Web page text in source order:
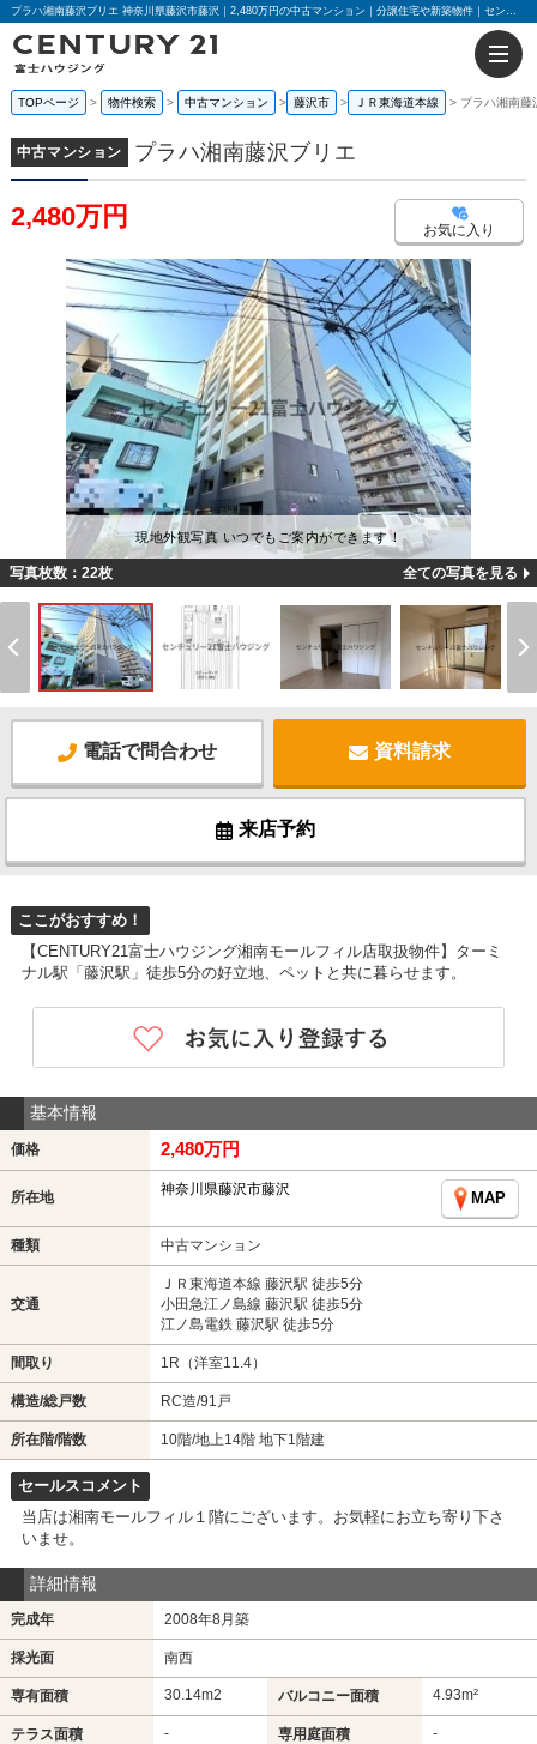
プラハ湘南藤沢ブリエ 神奈川県藤沢市藤沢｜2,480万円の中古マンション｜分譲住宅や新築物件｜センチュリー21富士ハウジング
TOPページ 物件検索 中古マンション 藤沢市 ＪＲ東海道本線 プラハ湘南藤
中古マンション プラハ湘南藤沢ブリエ
2,480万円 お気に入り
現地外観写真 いつでもご案内ができます！
写真枚数：22枚 全ての写真を見る
電話で問合わせ 資料請求
来店予約
ここがおすすめ！
【CENTURY21富士ハウジング湘南モールフィル店取扱物件】ターミ
ナル駅「藤沢駅」徒歩5分の好立地、ペットと共に暮らせます。
基本情報
価格 2,480万円
所在地 神奈川県藤沢市藤沢
MAP
種類 中古マンション
交通
ＪＲ東海道本線 藤沢駅 徒歩5分
小田急江ノ島線 藤沢駅 徒歩5分
江ノ島電鉄 藤沢駅 徒歩5分
間取り 1R（洋室11.4）
構造/総戸数 RC造/91戸
所在階/階数 10階/地上14階 地下1階建
セールスコメント
当店は湘南モールフィル１階にございます。お気軽にお立ち寄り下さ
いませ。
詳細情報
完成年 2008年8月築
採光面 南西
専有面積 30.14m2 バルコニー面積 4.93m²
テラス面積 - 専用庭面積 -